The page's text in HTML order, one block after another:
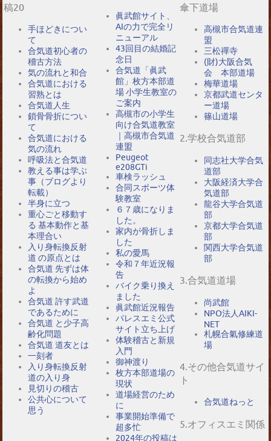
稿20
手ほどきについ
て
合気道初心者の
稽古方法
気の流れと和合
合気道における
習熟とは
合気道人生
鎖骨骨折につい
て
合気道における
気の流れ
呼吸法と合気道
教える事は学ぶ
事（ブログより
転載）
半身に立つ
重心ごと移動す
る 基本動作と基
本理合い
入り身転換反射
道 の原点とは
合気道 先ずは体
の転換から始め
よ
合気道 許す武道
であるために
合気道 と少子高
齢化問題
合気道 道友とは
一刻者
入り身転換反射
道の入り身
見切りの稽古
公共心について
思う
眞武館サイト、
AIの力で完全リ
ニューアル
43回目の結婚記
念日
合気道「眞武
館」枚方本部道
場 小学生教室の
ご案内
高槻市の小学生
向け合気道教室
｜高槻市合気道
連盟
Peugeot
e208GTi
車検ラッシュ
合同スポーツ体
験教室
６７歳になりま
した。
家内が骨折しま
した
私の愛馬
令和７年近況報
告
バイク乗り換え
ました
眞武館近況報告
パレスエミ公式
サイト立ち上げ
体験稽古と新規
入門
御神渡り
枚方本部道場の
現状
道場経営のため
に
事業開始準備で
超多忙
2024年の投稿は
傘下道場
高槻市合気道連
盟
三松禪寺
(財)大阪合気
会 本部道場
梅華道場
京都武道センタ
ー道場
篠山道場
2.学校合気道部
同志社大学合気
道部
大阪経済大学合
気道部
龍谷大学合気道
部
京都大学合気道
部
関西大学合気道
部
3.合気道道場
尚武館
NPO法人AIKI-
NET
札幌合氣修練道
場
4.その他合気道サイ
ト
合気道ねっと
5.オフィスエミ関係